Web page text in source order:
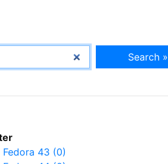
Search »
Fedora 43 (0)